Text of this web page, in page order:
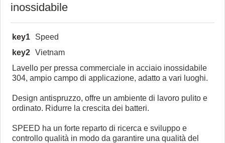
inossidabile
key1
Speed
key2 Vietnam
Lavello per pressa commerciale in acciaio inossidabile
304, ampio campo di applicazione, adatto a vari luoghi.
Design antispruzzo, offre un ambiente di lavoro pulito e
ordinato. Ridurre la crescita dei batteri.
SPEED ha un forte reparto di ricerca e sviluppo e
controllo qualità in modo da garantire una qualità del